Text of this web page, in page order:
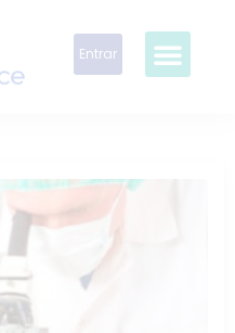
Entrar